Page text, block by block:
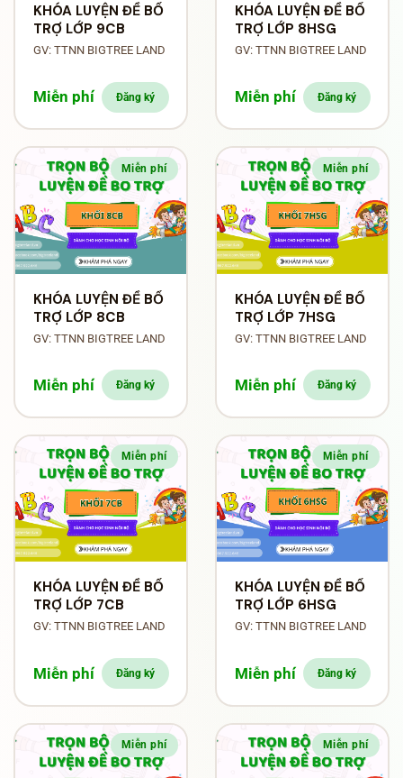
KHÓA LUYỆN ĐỀ BỔ
TRỢ LỚP 9CB
GV: TTNN BIGTREE LAND
Miễn phí Đăng ký
KHÓA LUYỆN ĐỀ BỔ
TRỢ LỚP 8HSG
GV: TTNN BIGTREE LAND
Miễn phí Đăng ký
Miễn phí
KHÓA LUYỆN ĐỀ BỔ
TRỢ LỚP 8CB
GV: TTNN BIGTREE LAND
Miễn phí Đăng ký
Miễn phí
KHÓA LUYỆN ĐỀ BỔ
TRỢ LỚP 7HSG
GV: TTNN BIGTREE LAND
Miễn phí Đăng ký
Miễn phí
KHÓA LUYỆN ĐỀ BỔ
TRỢ LỚP 7CB
GV: TTNN BIGTREE LAND
Miễn phí Đăng ký
Miễn phí
KHÓA LUYỆN ĐỀ BỔ
TRỢ LỚP 6HSG
GV: TTNN BIGTREE LAND
Miễn phí Đăng ký
Miễn phí Miễn phí